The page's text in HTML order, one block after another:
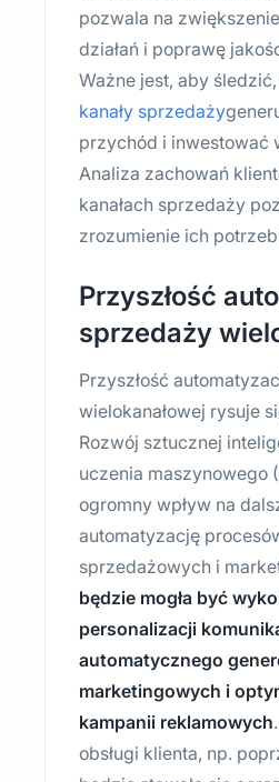
pozwala na
działań i poprawę
Ważne jest, aby
kanały sprzedaży
przychód i inwestować
Analiza zachowań
kanałach sprzedaży
zrozumienie ich
Przyszłość
sprzedaży
Przyszłość
wielokanałowej rysuje
Rozwój sztucznej
uczenia maszynowego
ogromny wpływ na
automatyzację
sprzedażowych i
będzie mogła być
personalizacji
automatycznego
marketingowych i
kampanii reklamowych
obsługi klienta, np.